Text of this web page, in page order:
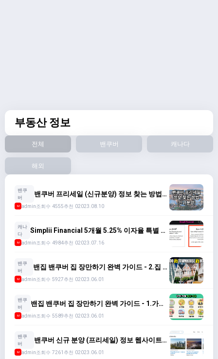
부동산 정보
전체 밴쿠버 캐나다
해외
밴쿠
버
밴쿠버 프리세일 (신규분양) 정보 찾는 방법
M admin조회수 4555추천 02023.08.10
캐나
다
Simplii Financial 5개월 5.25% 이자율 특별 혜
M admin조회수 4984추천 02023.07.16
밴쿠
버
밴집 밴쿠버 집 장만하기 완벽 가이드 - 2.집 종
M admin조회수 5927추천 02023.06.01
밴쿠
버
밴집 밴쿠버 집 장만하기 완벽 가이드 - 1.가용
M admin조회수 5589추천 02023.06.01
밴쿠
버
밴쿠버 신규 분양 (프리세일) 정보 웹사이트
M admin조회수 7261 추천 02023.06.01